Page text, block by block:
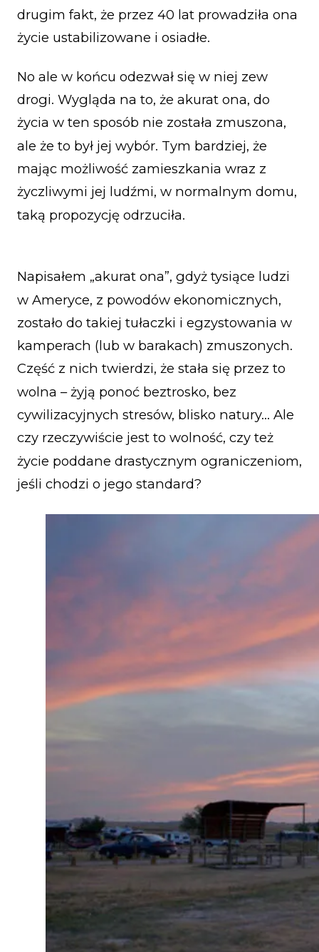
drugim fakt, że przez 40 lat prowadziła ona
życie ustabilizowane i osiadłe.
No ale w końcu odezwał się w niej zew
drogi. Wygląda na to, że akurat ona, do
życia w ten sposób nie została zmuszona,
ale że to był jej wybór. Tym bardziej, że
mając możliwość zamieszkania wraz z
życzliwymi jej ludźmi, w normalnym domu,
taką propozycję odrzuciła.
Napisałem „akurat ona”, gdyż tysiące ludzi
w Ameryce, z powodów ekonomicznych,
zostało do takiej tułaczki i egzystowania w
kamperach (lub w barakach) zmuszonych.
Część z nich twierdzi, że stała się przez to
wolna – żyją ponoć beztrosko, bez
cywilizacyjnych stresów, blisko natury… Ale
czy rzeczywiście jest to wolność, czy też
życie poddane drastycznym ograniczeniom,
jeśli chodzi o jego standard?